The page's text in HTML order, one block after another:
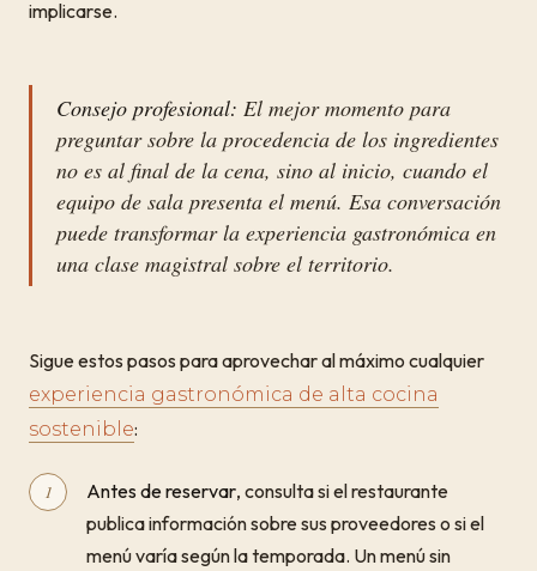
implicarse.
Consejo profesional: El mejor momento para
preguntar sobre la procedencia de los ingredientes
no es al final de la cena, sino al inicio, cuando el
equipo de sala presenta el menú. Esa conversación
puede transformar la experiencia gastronómica en
una clase magistral sobre el territorio.
Sigue estos pasos para aprovechar al máximo cualquier
experiencia gastronómica de alta cocina
sostenible:
Antes de reservar, consulta si el restaurante
publica información sobre sus proveedores o si el
menú varía según la temporada. Un menú sin